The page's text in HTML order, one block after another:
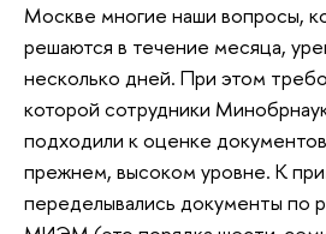
Москве многие наши вопросы,
решаются в течение месяца,
несколько дней. При этом
которой сотрудники
подходили к оценке
прежнем, высоком уровне. К
переделывались документы по